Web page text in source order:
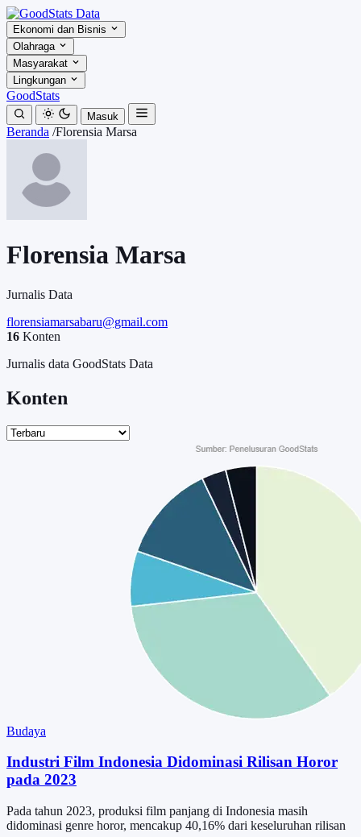
Ekonomi dan Bisnis
Olahraga
Masyarakat
Lingkungan
GoodStats
Masuk
Beranda /Florensia Marsa
Florensia Marsa
Jurnalis Data
florensiamarsabaru@gmail.com
16 Konten
Jurnalis data GoodStats Data
Konten
Budaya
Industri Film Indonesia Didominasi Rilisan Horor
pada 2023
Pada tahun 2023, produksi film panjang di Indonesia masih
didominasi genre horor, mencakup 40,16% dari keseluruhan rilisan